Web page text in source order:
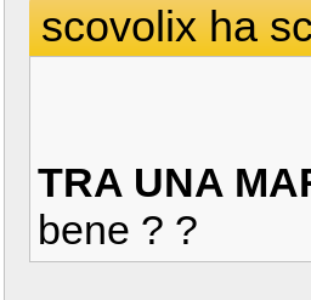
scovolix ha
TRA UNA
bene ? ?